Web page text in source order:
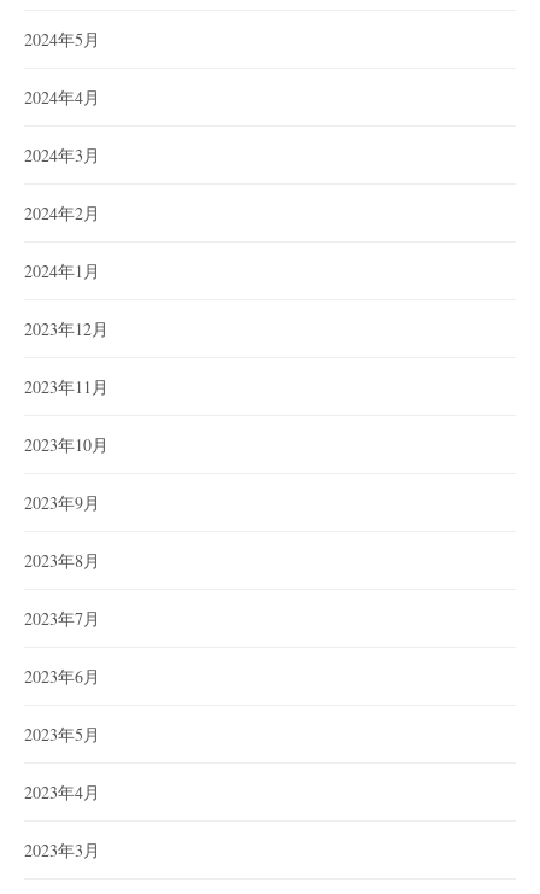
2024年5月
2024年4月
2024年3月
2024年2月
2024年1月
2023年12月
2023年11月
2023年10月
2023年9月
2023年8月
2023年7月
2023年6月
2023年5月
2023年4月
2023年3月